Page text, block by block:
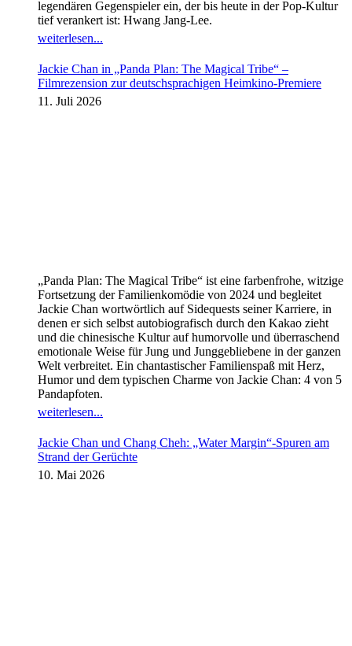
legendären Gegenspieler ein, der bis heute in der Pop-Kultur
tief verankert ist: Hwang Jang-Lee.
weiterlesen...
Jackie Chan in „Panda Plan: The Magical Tribe“ –
Filmrezension zur deutschsprachigen Heimkino-Premiere
11. Juli 2026
„Panda Plan: The Magical Tribe“ ist eine farbenfrohe, witzige
Fortsetzung der Familienkomödie von 2024 und begleitet
Jackie Chan wortwörtlich auf Sidequests seiner Karriere, in
denen er sich selbst autobiografisch durch den Kakao zieht
und die chinesische Kultur auf humorvolle und überraschend
emotionale Weise für Jung und Junggebliebene in der ganzen
Welt verbreitet. Ein chantastischer Familienspaß mit Herz,
Humor und dem typischen Charme von Jackie Chan: 4 von 5
Pandapfoten.
weiterlesen...
Jackie Chan und Chang Cheh: „Water Margin“-Spuren am
Strand der Gerüchte
10. Mai 2026